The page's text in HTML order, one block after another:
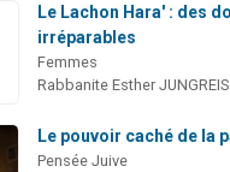
Le Lachon Hara' : des
irréparables
Femmes
Rabbanite Esther JUNGREIS
Le pouvoir caché de la
Pensée Juive